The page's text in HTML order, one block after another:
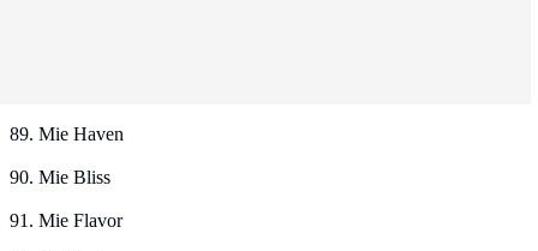
89. Mie Haven
90. Mie Bliss
91. Mie Flavor